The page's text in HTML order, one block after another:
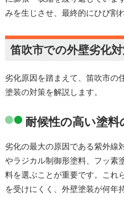
みを生じさせ、最終的にひび割
笛吹市での外壁劣化
劣化原因を踏まえて、笛吹市の
塗装の対策を解説します。
耐候性の高い塗料
劣化の最大の原因である紫外線
やラジカル制御形塗料、フッ素
料を選ぶことが重要です。これ
を受けにくく、外壁塗装が何年